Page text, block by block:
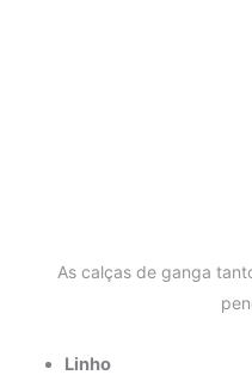
As calças de ganga
Linho